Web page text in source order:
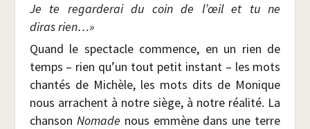
Je te regar­de­rai du coin de l’œil et tu ne
diras rien…»
Quand le spec­tacle com­mence, en un rien de
temps – rien qu’un tout petit ins­tant – les mots
chan­tés de Michèle, les mots dits de Monique
nous arrachent à notre siège, à notre réa­li­té. La
chan­son Nomade nous emmène dans une terre